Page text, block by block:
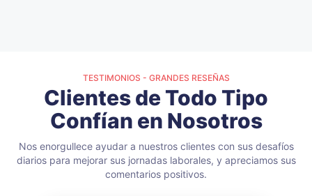
TESTIMONIOS - GRANDES RESEÑAS
Clientes de Todo Tipo
Confían en Nosotros
Nos enorgullece ayudar a nuestros clientes con sus desafíos
diarios para mejorar sus jornadas laborales, y apreciamos sus
comentarios positivos.